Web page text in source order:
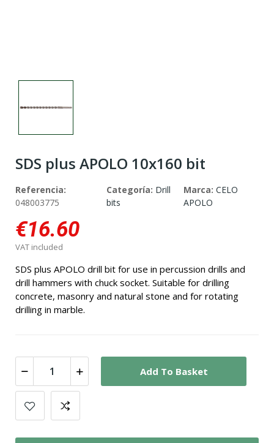
SDS plus APOLO 10x160 bit
Referencia:
048003775
Categoría: Drill
bits
Marca: CELO
APOLO
€16.60
VAT included
SDS plus APOLO drill bit for use in percussion drills and
drill hammers with chuck socket. Suitable for drilling
concrete, masonry and natural stone and for rotating
drilling in marble.
Add To Basket